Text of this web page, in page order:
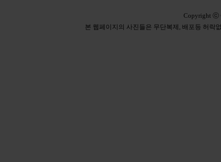
Copyright ⓒ
본 웹페이지의 사진들은 무단복제, 배포등 허락